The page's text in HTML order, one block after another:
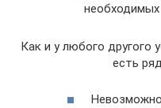
необходимых
Как и у любого другого
есть